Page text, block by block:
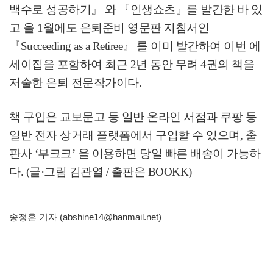
백수로 성공하기 』 와 『인생쇼츠 』 를 발간한 바 있
고 올 1 월에도 은퇴준비 영문판 지침서인
『Succeeding as a Retiree』 를 이미 발간하여 이번 에
세이집을 포함하여 최근 2년 동안 무려 4권의 책을
저술한 은퇴 전문작가이다.
책 구입은 교보문고 등 일반 온라인 서점과 쿠팡 등
일반 전자 상거래 플랫폼에서 구입할 수 있으며, 출
판사 ‘부크크’ 을 이용하면 당일 빠른 배송이 가능하
다. (글·그림 김관열 /출판은 BOOKK)
송정훈 기자 (abshine14@hanmail.net)